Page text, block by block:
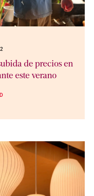
de precios en
este verano